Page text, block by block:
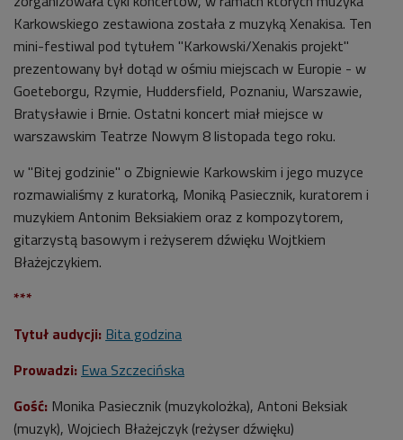
Karkowskiego zestawiona została z muzyką Xenakisa. Ten
mini-festiwal pod tytułem "Karkowski/Xenakis projekt"
prezentowany był dotąd w ośmiu miejscach w Europie - w
Goeteborgu, Rzymie, Huddersfield, Poznaniu, Warszawie,
Bratysławie i Brnie. Ostatni koncert miał miejsce w
warszawskim Teatrze Nowym 8 listopada tego roku.
w "Bitej godzinie" o Zbigniewie Karkowskim i jego muzyce
rozmawialiśmy z kuratorką, Moniką Pasiecznik, kuratorem i
muzykiem Antonim Beksiakiem oraz z kompozytorem,
gitarzystą basowym i reżyserem dźwięku Wojtkiem
Błażejczykiem.
***
Tytuł audycji: Bita godzina
Prowadzi: Ewa Szczecińska
Gość: Monika Pasiecznik (muzykolożka), Antoni Beksiak
(muzyk), Wojciech Błażejczyk (reżyser dźwięku)